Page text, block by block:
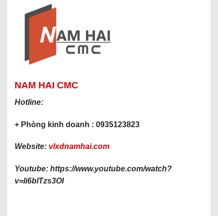
NAM HAI CMC
Hotline:
+ Phòng kinh doanh : 0935123823
Website: vlxdnamhai.com
Youtube: https://www.youtube.com/watch?
v=li6blTzs3OI